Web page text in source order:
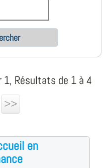
Résultats de 1 à 4
>>
en